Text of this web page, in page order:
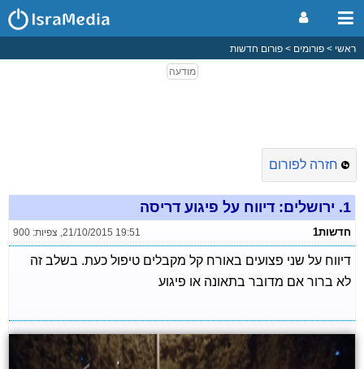
ראשי פורומים פורום חדשות
חזרה לפורום
1. ירושלים: דיווח על פיגוע דריסה
חדשות1 21/10/2015 19:51
, צפיות: 900
דיווח על שני פצועים באורח קל מקבלים טיפול כעת. בשלב זה
לא ברור אם מדובר בתאונה או פיגוע